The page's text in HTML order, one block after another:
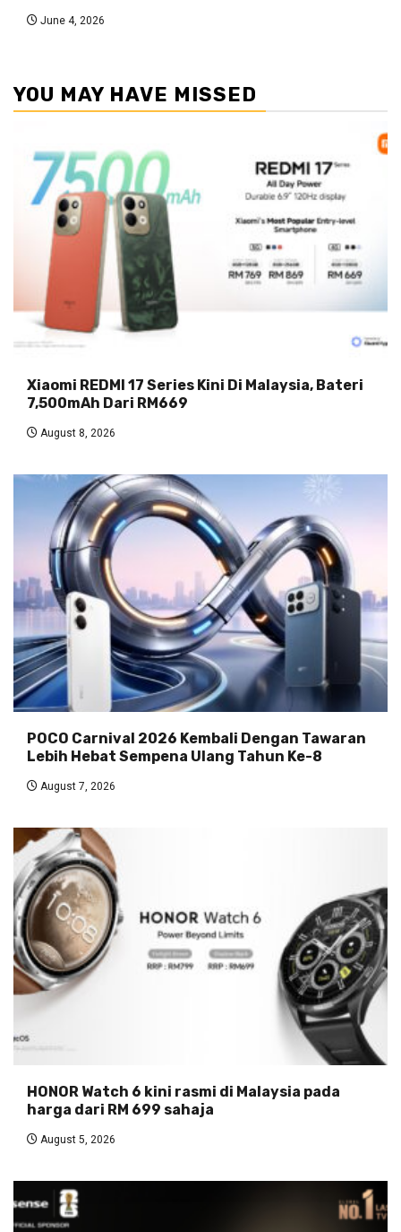
June 4, 2026
YOU MAY HAVE MISSED
Xiaomi REDMI 17 Series Kini Di Malaysia, Bateri
7,500mAh Dari RM669
August 8, 2026
POCO Carnival 2026 Kembali Dengan Tawaran
Lebih Hebat Sempena Ulang Tahun Ke-8
August 7, 2026
HONOR Watch 6 kini rasmi di Malaysia pada
harga dari RM 699 sahaja
August 5, 2026